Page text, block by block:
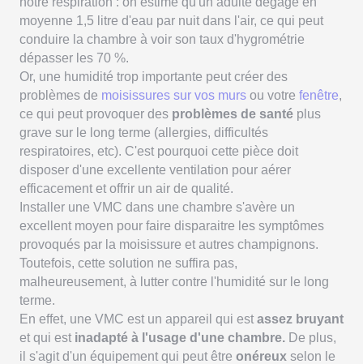
moyenne 1,5 litre d'eau par nuit dans l'air, ce qui peut
conduire la chambre à voir son taux d'hygrométrie
dépasser les 70 %.
Or, une humidité trop importante peut créer des
problèmes de moisissures sur vos murs ou votre fenêtre,
ce qui peut provoquer des problèmes de santé plus
grave sur le long terme (allergies, difficultés
respiratoires, etc). C'est pourquoi cette pièce doit
disposer d'une excellente ventilation pour aérer
efficacement et offrir un air de qualité.
Installer une VMC dans une chambre s'avère un
excellent moyen pour faire disparaitre les symptômes
provoqués par la moisissure et autres champignons.
Toutefois, cette solution ne suffira pas,
malheureusement, à lutter contre l'humidité sur le long
terme.
En effet, une VMC est un appareil qui est assez bruyant
et qui est inadapté à l'usage d'une chambre. De plus,
il s'agit d'un équipement qui peut être onéreux selon le